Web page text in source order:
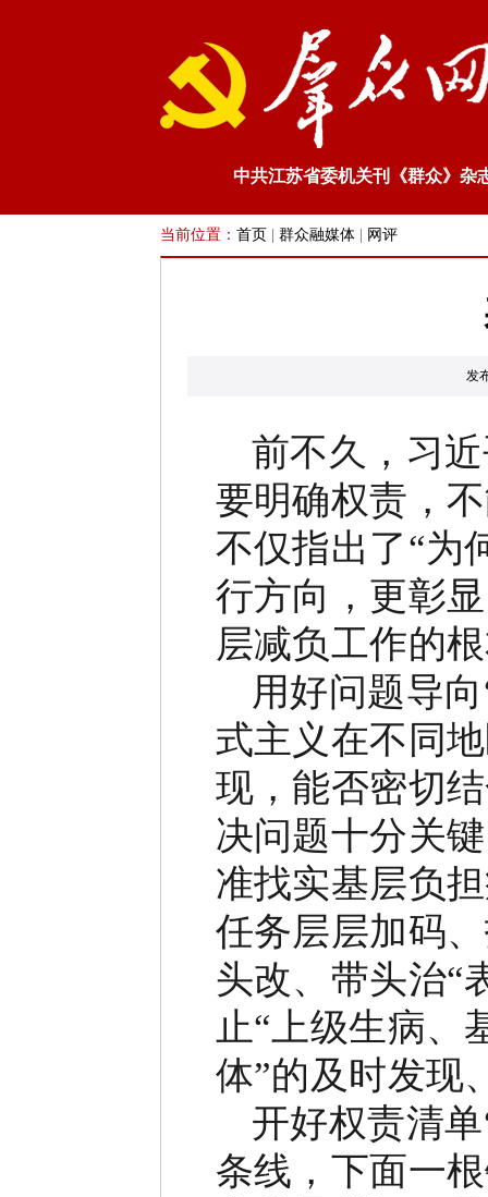
中共江苏省委机关刊《群众》杂
当前位置： 首页 群众融媒体| 网评
发
前不久，习
要明确权责，
不仅指出了“为
行方向，更彰
层减负工作的
用好问题导向
式主义在不同
现，能否密切
决问题十分关
准找实基层负
任务层层加码
头改、带头治“
止“上级生病、
体”的及时发现
开好权责清单
条线，下面一